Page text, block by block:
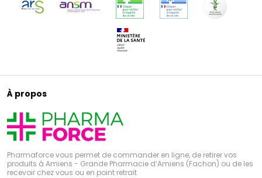
À propos
Pharmaforce vous permet de commander en ligne, de retirer vos
produits à Amiens - Grande Pharmacie d’Amiens (Fachon) ou de les
recevoir chez vous ou en point retrait